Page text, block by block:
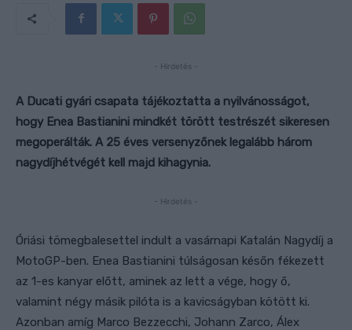
- Hirdetés -
A Ducati gyári csapata tájékoztatta a nyilvánosságot,
hogy Enea Bastianini mindkét törött testrészét sikeresen
megoperálták. A 25 éves versenyzőnek legalább három
nagydíjhétvégét kell majd kihagynia.
- Hirdetés -
Óriási tömegbalesettel indult a vasárnapi Katalán Nagydíj a
MotoGP-ben. Enea Bastianini túlságosan későn fékezett
az 1-es kanyar előtt, aminek az lett a vége, hogy ő,
valamint négy másik pilóta is a kavicságyban kötött ki.
Azonban amíg Marco Bezzecchi, Johann Zarco, Álex